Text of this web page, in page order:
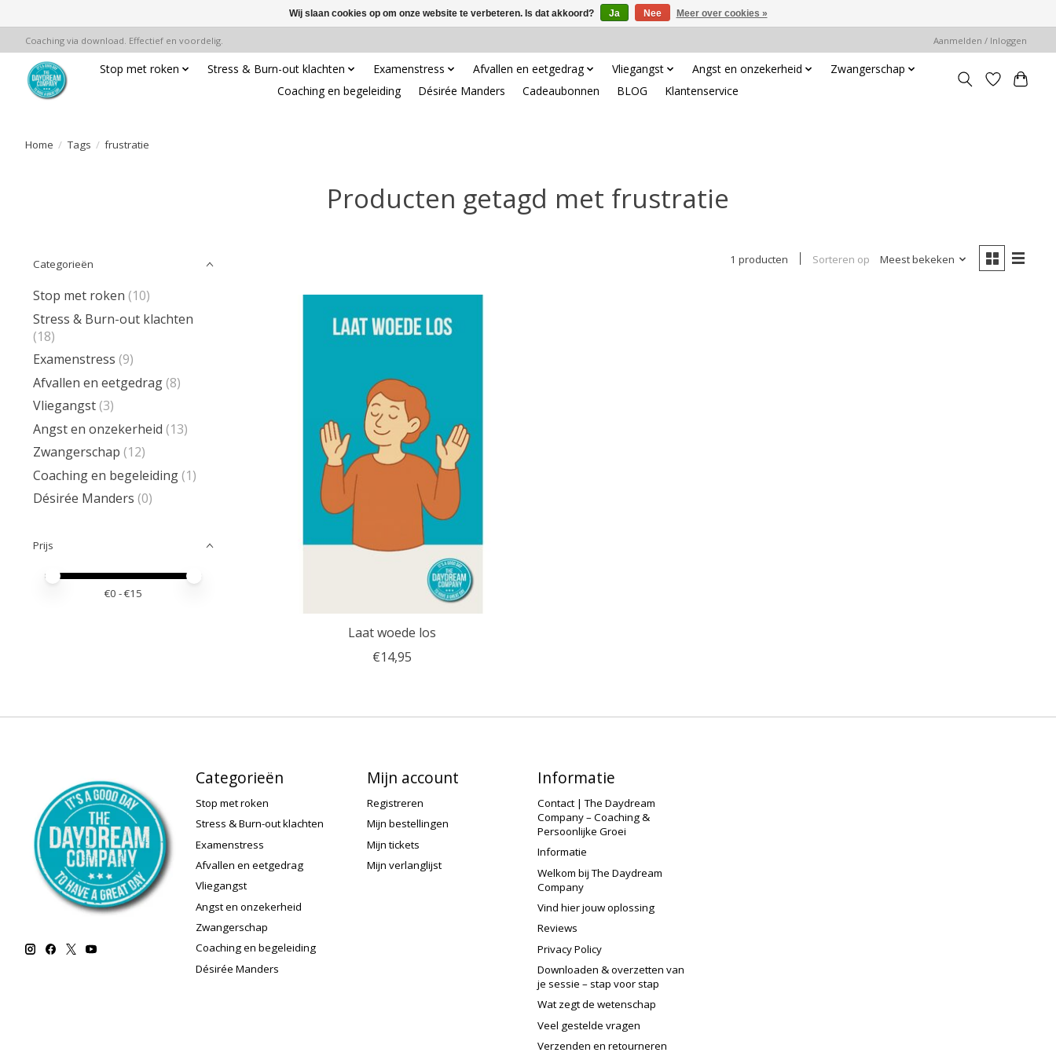
Coaching via download. Effectief en voordelig. Aanmelden / Inloggen
Stop met roken Stress & Burn-out klachten Examenstress Afvallen en eetgedrag Vliegangst Angst en onzekerheid
Zwangerschap
Coaching en begeleiding
Désirée Manders Cadeaubonnen BLOG Klantenservice
Home / Tags / frustratie
Producten getagd met frustratie
Categorieën
Stop met roken (10)
Stress & Burn-out klachten
(18)
Examenstress (9)
Afvallen en eetgedrag(8)
Vliegangst(3)
Angst en onzekerheid (13)
Zwangerschap (12)
Coaching en begeleiding(1)
Désirée Manders (0)
Prijs
Minimale prijswaarde
Price maximum value
€0 - €15
1 producten Sorteren op Meest bekeken
Laat woede los
€14,95
Categorieën
Stop met roken
Stress & Burn-out klachten
Examenstress
Afvallen en eetgedrag
Vliegangst
Angst en onzekerheid
Zwangerschap
Coaching en begeleiding
Désirée Manders
Mijn account
Registreren
Mijn bestellingen
Mijn tickets
Mijn verlanglijst
Informatie
Contact | The Daydream
Company – Coaching &
Persoonlijke Groei
Informatie
Welkom bij The Daydream
Company
Vind hier jouw oplossing
Reviews
Privacy Policy
Downloaden & overzetten van
je sessie – stap voor stap
Wat zegt de wetenschap
Veel gestelde vragen
Verzenden en retourneren
Wij slaan cookies op om onze website te verbeteren. Is dat akkoord? Ja Nee Meer over cookies »